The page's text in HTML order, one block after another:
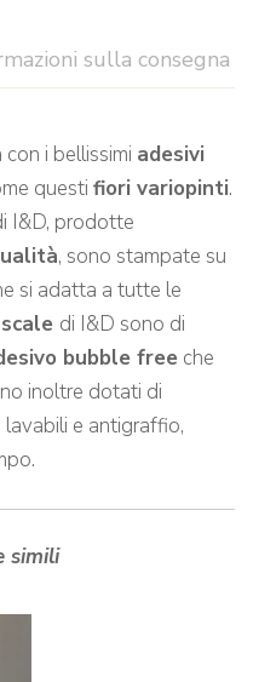
sulla consegna
i bellissimi adesivi
questi fiori variopinti.
I&D, prodotte
, sono stampate su
si adatta a tutte le
di I&D sono di
bubble free che
inoltre dotati di
e antigraffio,
simili